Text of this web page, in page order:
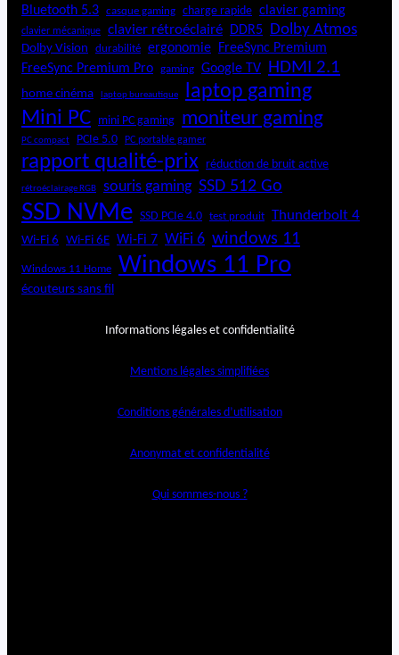
Bluetooth 5.3 casque gaming charge rapide clavier gaming
clavier mécanique clavier rétroéclairé DDR5 Dolby Atmos
Dolby Vision durabilité ergonomie
FreeSync Premium
FreeSync Premium Pro
gaming Google TV HDMI 2.1
home cinéma laptop bureautique laptop gaming
Mini PC mini PC gaming moniteur gaming
PC compact PCIe 5.0 PC portable gamer
rapport qualité-prix réduction de bruit active
rétroéclairage RGB souris gaming SSD 512 Go
SSD NVMe SSD PCIe 4.0 test produit Thunderbolt 4
Wi-Fi 6 Wi-Fi 6E Wi-Fi 7 WiFi 6 windows 11
Windows 11 Home Windows 11 Pro
écouteurs sans fil
Informations légales et confidentialité
Mentions légales simplifiées
Conditions générales d’utilisation
Anonymat et confidentialité
Qui sommes-nous ?